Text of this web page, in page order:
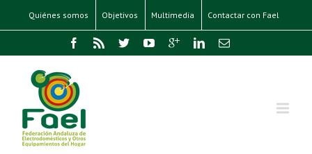
Quiénes somos Objetivos Multimedia Contactar con Fael